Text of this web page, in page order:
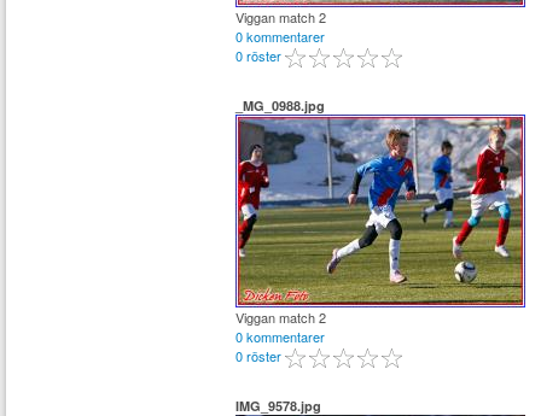
Viggan match 2
0 kommentarer
0 röster
_MG_0988.jpg
Viggan match 2
0 kommentarer
0 röster
IMG_9578.jpg